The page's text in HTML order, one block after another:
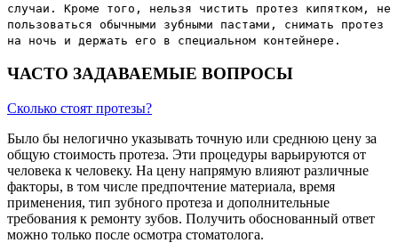
случаи. Кроме того, нельзя чистить протез кипятком, не
пользоваться обычными зубными пастами, снимать протез
на ночь и держать его в специальном контейнере.
ЧАСТО ЗАДАВАЕМЫЕ ВОПРОСЫ
Сколько стоят протезы?
Было бы нелогично указывать точную или среднюю цену за
общую стоимость протеза. Эти процедуры варьируются от
человека к человеку. На цену напрямую влияют различные
факторы, в том числе предпочтение материала, время
применения, тип зубного протеза и дополнительные
требования к ремонту зубов. Получить обоснованный ответ
можно только после осмотра стоматолога.